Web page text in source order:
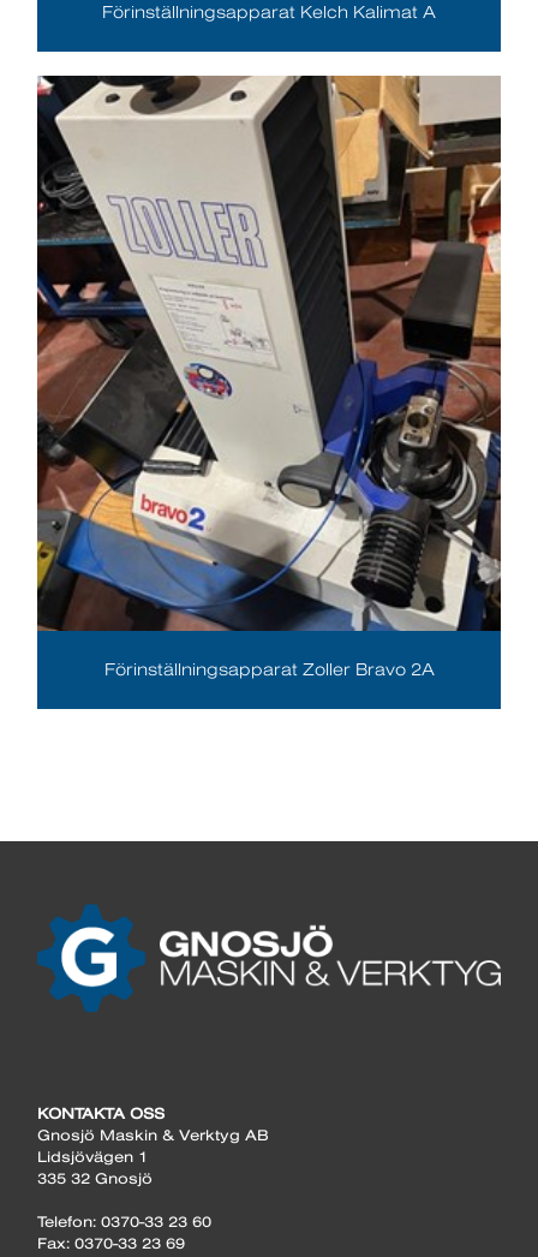
Förinställningsapparat Kelch Kalimat A
Förinställningsapparat Zoller Bravo 2A
KONTAKTA OSS
Gnosjö Maskin & Verktyg AB
Lidsjövägen 1
335 32 Gnosjö
Telefon: 0370-33 23 60
Fax: 0370-33 23 69